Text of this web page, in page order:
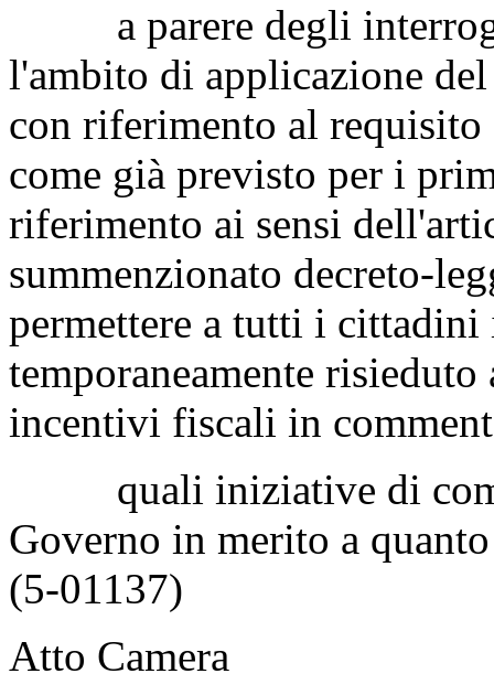
a parere degli
l'ambito di applicazione
con riferimento al
come già previsto per i
riferimento ai sensi
summenzionato decreto-
permettere a tutti i
temporaneamente
incentivi fiscali in
quali iniziative di
Governo in merito a
(5-01137)
Atto Camera